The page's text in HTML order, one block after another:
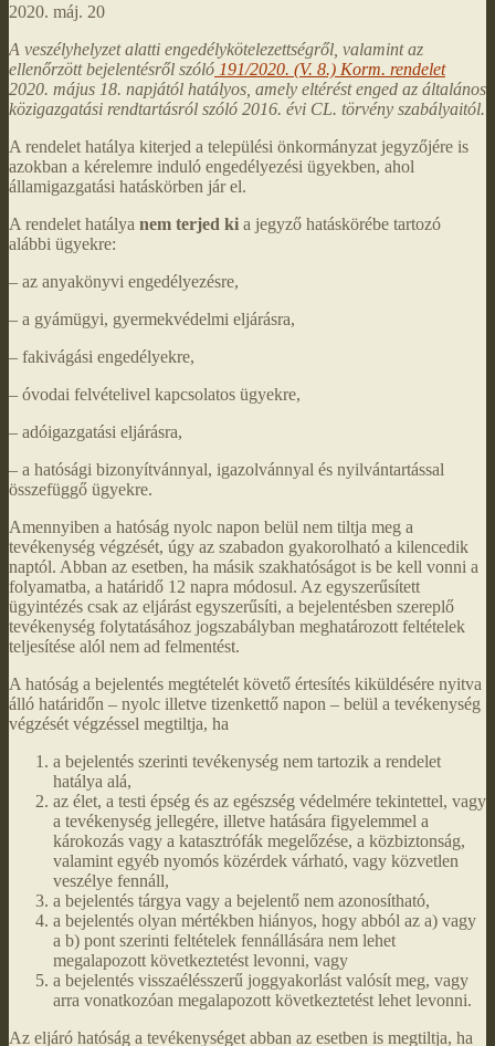
2020. máj. 20
A veszélyhelyzet alatti engedélykötelezettségről, valamint az
ellenőrzött bejelentésről szóló 191/2020. (V. 8.) Korm. rendelet
2020. május 18. napjától hatályos, amely eltérést enged az általános
közigazgatási rendtartásról szóló 2016. évi CL. törvény szabályaitól.
A rendelet hatálya kiterjed a települési önkormányzat jegyzőjére is
azokban a kérelemre induló engedélyezési ügyekben, ahol
államigazgatási hatáskörben jár el.
A rendelet hatálya nem terjed ki a jegyző hatáskörébe tartozó
alábbi ügyekre:
– az anyakönyvi engedélyezésre,
– a gyámügyi, gyermekvédelmi eljárásra,
– fakivágási engedélyekre,
– óvodai felvételivel kapcsolatos ügyekre,
– adóigazgatási eljárásra,
– a hatósági bizonyítvánnyal, igazolvánnyal és nyilvántartással
összefüggő ügyekre.
Amennyiben a hatóság nyolc napon belül nem tiltja meg a
tevékenység végzését, úgy az szabadon gyakorolható a kilencedik
naptól. Abban az esetben, ha másik szakhatóságot is be kell vonni a
folyamatba, a határidő 12 napra módosul. Az egyszerűsített
ügyintézés csak az eljárást egyszerűsíti, a bejelentésben szereplő
tevékenység folytatásához jogszabályban meghatározott feltételek
teljesítése alól nem ad felmentést.
A hatóság a bejelentés megtételét követő értesítés kiküldésére nyitva
álló határidőn – nyolc illetve tizenkettő napon – belül a tevékenység
végzését végzéssel megtiltja, ha
a bejelentés szerinti tevékenység nem tartozik a rendelet
hatálya alá,
az élet, a testi épség és az egészség védelmére tekintettel, vagy
a tevékenység jellegére, illetve hatására figyelemmel a
károkozás vagy a katasztrófák megelőzése, a közbiztonság,
valamint egyéb nyomós közérdek várható, vagy közvetlen
veszélye fennáll,
a bejelentés tárgya vagy a bejelentő nem azonosítható,
a bejelentés olyan mértékben hiányos, hogy abból az a) vagy
a b) pont szerinti feltételek fennállására nem lehet
megalapozott következtetést levonni, vagy
a bejelentés visszaélésszerű joggyakorlást valósít meg, vagy
arra vonatkozóan megalapozott következtetést lehet levonni.
Az eljáró hatóság a tevékenységet abban az esetben is megtiltja, ha